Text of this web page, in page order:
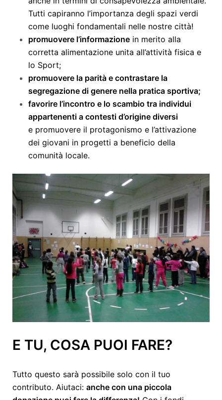
Tutti capiranno l’importanza degli spazi verdi
come luoghi fondamentali nelle nostre città!
promuovere l’informazione in merito alla
corretta alimentazione unita all’attività fisica e
lo Sport;
promuovere la parità e contrastare la
segregazione di genere nella pratica sportiva;
favorire l’incontro e lo scambio tra individui
appartenenti a contesti d’origine diversi
e promuovere il protagonismo e l’attivazione
dei giovani in progetti a beneficio della
comunità locale.
E TU, COSA PUOI FARE?
Tutto questo sarà possibile solo con il tuo
contributo. Aiutaci: anche con una piccola